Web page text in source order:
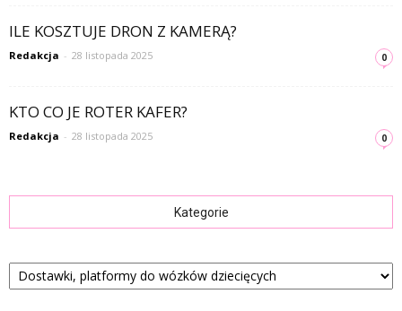
ILE KOSZTUJE DRON Z KAMERĄ?
Redakcja - 28 listopada 2025 0
KTO CO JE ROTER KAFER?
Redakcja - 28 listopada 2025 0
Kategorie
Kategorie